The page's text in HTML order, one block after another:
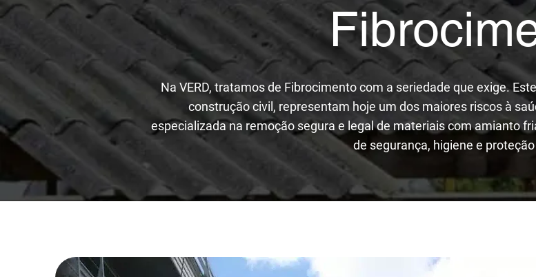
​Na VERD, tratamos de Fibrocimento com a seriedade que exige.
construção civil, representam hoje um dos maiores riscos à
especializada na remoção segura e legal de materiais com amianto
de segurança, higiene e